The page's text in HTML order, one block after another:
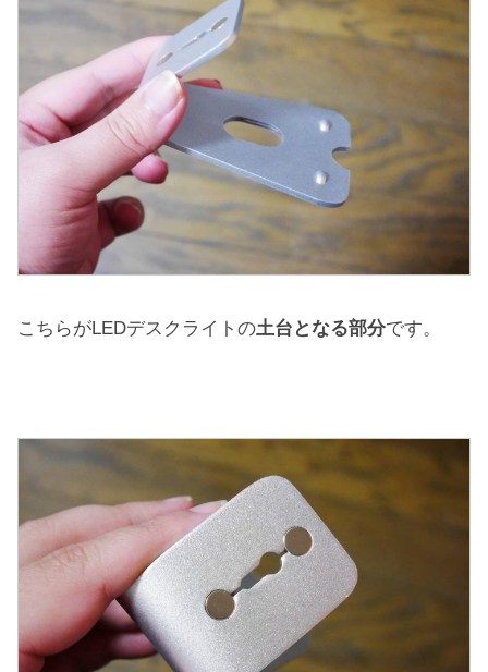
こちらがLEDデスクライトの土台となる部分です。